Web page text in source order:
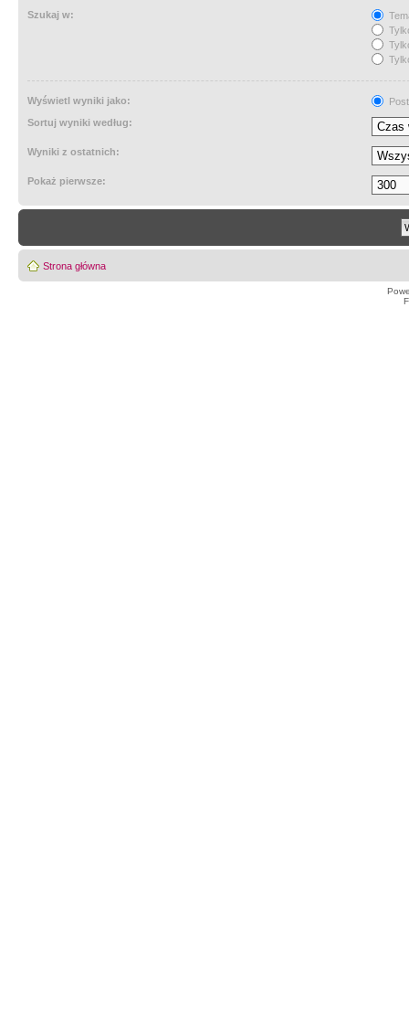
Szukaj w:
Wyświetl wyniki jako:
Sortuj wyniki według:
Wyniki z ostatnich:
Pokaż pierwsze:
Strona główna